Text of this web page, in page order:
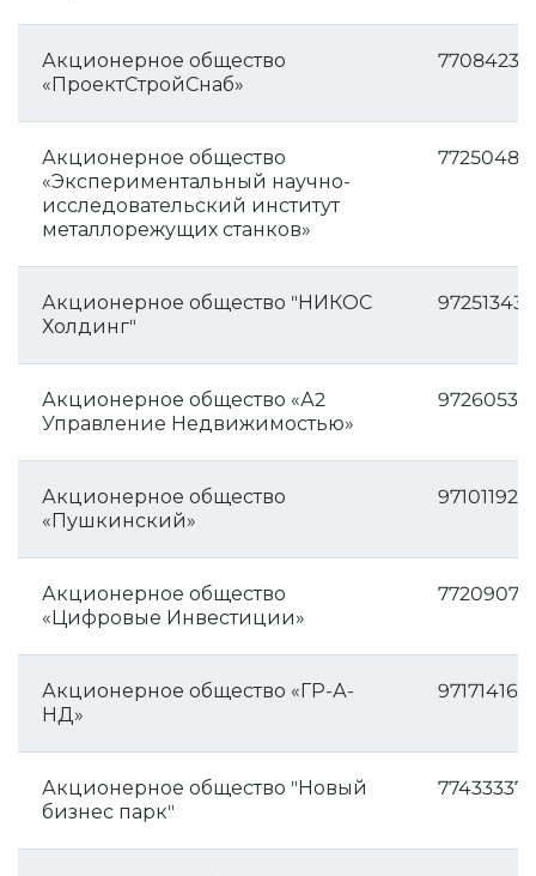
Акционерное общество
«ПроектСтройСнаб»
Акционерное общество
«Экспериментальный научно-
исследовательский институт
металлорежущих станков»
Акционерное общество "НИКОС
Холдинг"
Акционерное общество «А2
Управление Недвижимостью»
Акционерное общество
«Пушкинский»
Акционерное общество
«Цифровые Инвестиции»
Акционерное общество «ГР-А-
НД»
Акционерное общество "Новый
бизнес парк"